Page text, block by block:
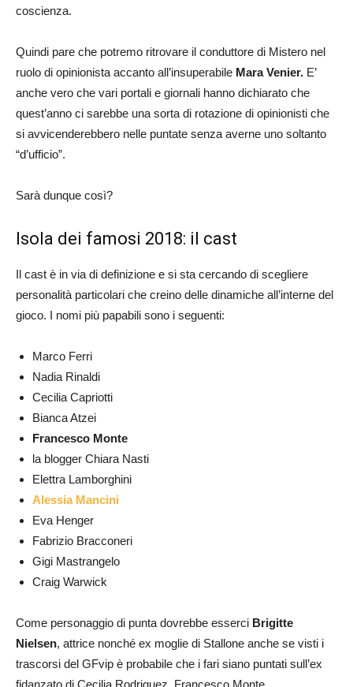
coscienza.
Quindi pare che potremo ritrovare il conduttore di Mistero nel
ruolo di opinionista accanto all’insuperabile Mara Venier. E’
anche vero che vari portali e giornali hanno dichiarato che
quest’anno ci sarebbe una sorta di rotazione di opinionisti che
si avvicenderebbero nelle puntate senza averne uno soltanto
“d’ufficio”.
Sarà dunque così?
Isola dei famosi 2018: il cast
Il cast è in via di definizione e si sta cercando di scegliere
personalità particolari che creino delle dinamiche all’interne del
gioco. I nomi più papabili sono i seguenti:
Marco Ferri
Nadia Rinaldi
Cecilia Capriotti
Bianca Atzei
Francesco Monte
la blogger Chiara Nasti
Elettra Lamborghini
Alessia Mancini
Eva Henger
Fabrizio Bracconeri
Gigi Mastrangelo
Craig Warwick
Come personaggio di punta dovrebbe esserci Brigitte
Nielsen, attrice nonché ex moglie di Stallone anche se visti i
trascorsi del GFvip è probabile che i fari siano puntati sull’ex